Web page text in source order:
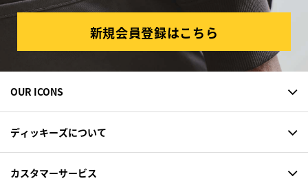
新規会員登録はこちら
OUR ICONS
ディッキーズについて
カスタマーサービス